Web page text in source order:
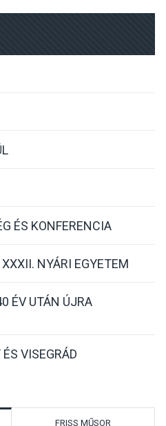
ÉS KONFERENCIA
NYÁRI EGYETEM
ÉV UTÁN ÚJRA
VISEGRÁD
FRISS MŰSOR